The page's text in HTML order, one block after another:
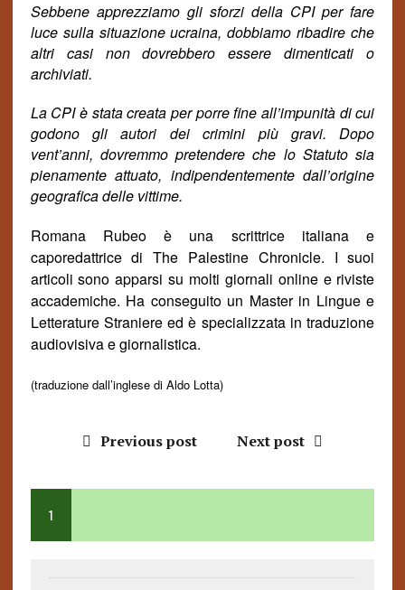
Sebbene apprezziamo gli sforzi della CPI per fare
luce sulla situazione ucraina, dobbiamo ribadire che
altri casi non dovrebbero essere dimenticati o
archiviati.
La CPI è stata creata per porre fine all’impunità di cui
godono gli autori dei crimini più gravi. Dopo
vent’anni, dovremmo pretendere che lo Statuto sia
pienamente attuato, indipendentemente dall’origine
geografica delle vittime.
Romana Rubeo è una scrittrice italiana e
caporedattrice diThe Palestine Chronicle. I suoi
articoli sono apparsi su molti giornali online e riviste
accademiche. Ha conseguito un Master in Lingue e
Letterature Straniere ed è specializzata in traduzione
audiovisiva e giornalistica.
(traduzione dall’inglese di Aldo Lotta)
Previous post Next post
1